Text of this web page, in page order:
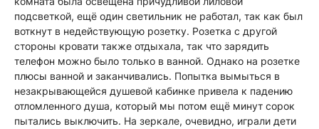
подсветкой, ещё один светильник не работал, так как был
воткнут в недействующую розетку. Розетка с другой
стороны кровати также отдыхала, так что зарядить
телефон можно было только в ванной. Однако на розетке
плюсы ванной и заканчивались. Попытка вымыться в
незакрывающейся душевой кабинке привела к падению
отломленного душа, который мы потом ещё минут сорок
пытались выключить. На зеркале, очевидно, играли дети